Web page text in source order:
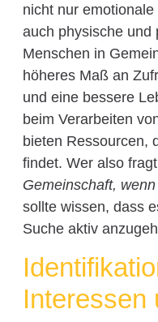
nicht nur
auch physische und
Menschen in
höheres Maß an
und eine bessere
beim Verarbeiten
bieten Ressourcen,
findet. Wer also
Gemeinschaft,
sollte wissen, dass
Suche aktiv
Interessen